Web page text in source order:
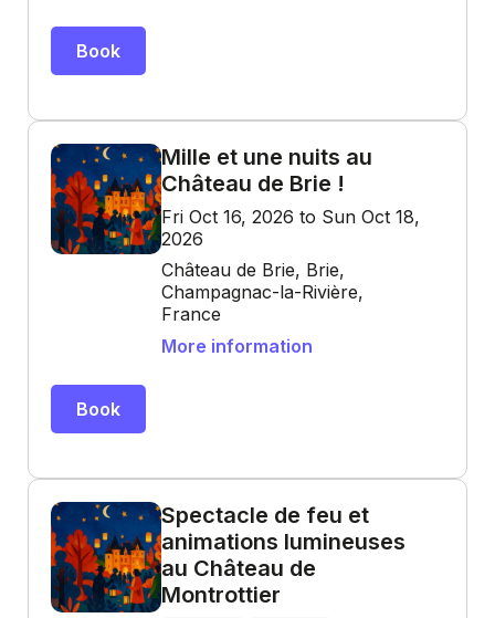
Book
Mille et une nuits au
Château de Brie !
Fri Oct 16, 2026 to Sun Oct 18,
2026
Château de Brie, Brie,
Champagnac-la-Rivière,
France
More information
Book
Spectacle de feu et
animations lumineuses
au Château de
Montrottier